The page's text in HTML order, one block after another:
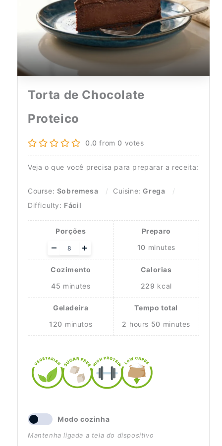
Torta de Chocolate
Proteico
0.0 from 0 votes
Veja o que você precisa para preparar a receita:
Course: Sobremesa Cuisine:Grega
Difficulty: Fácil
Porções
Adjust
servings
+
–
Preparo
10 minutes
Cozimento
45 minutes
Calorias
229 kcal
Geladeira
120 minutos
Tempo total
2 hours 50 minutes
Modo cozinha
Mantenha ligada a tela do dispositivo